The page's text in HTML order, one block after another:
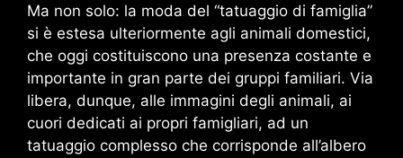
Ma non solo: la moda del “tatuaggio di famiglia”
si è estesa ulteriormente agli animali domestici,
che oggi costituiscono una presenza costante e
importante in gran parte dei gruppi familiari. Via
libera, dunque, alle immagini degli animali, ai
cuori dedicati ai propri famigliari, ad un
tatuaggio complesso che corrisponde all’albero